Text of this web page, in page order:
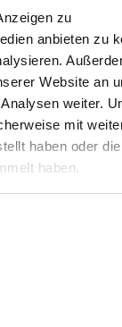
zu
anbieten zu
Website an
weiter.
mit
haben oder
haben.